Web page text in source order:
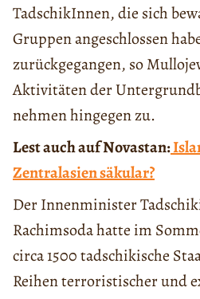
TadschikInnen, die sich
Gruppen angeschlossen
zurückgegangen, so
Aktivitäten der
nehmen hingegen zu.
Lest auch auf Novastan:
Zentralasien säkular?
Der Innenminister
Rachimsoda hatte im
circa 1500 tadschikische
Reihen terroristischer und